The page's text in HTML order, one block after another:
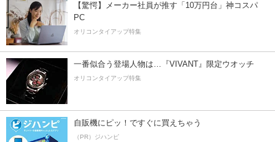
【驚愕】メーカー社員が推す「10万円台」神コスパ
PC
オリコンタイアップ特集
一番似合う登場人物は…『VIVANT』限定ウオッチ
オリコンタイアップ特集
自販機にピッ！ですぐに買えちゃう
（PR）ジハンピ